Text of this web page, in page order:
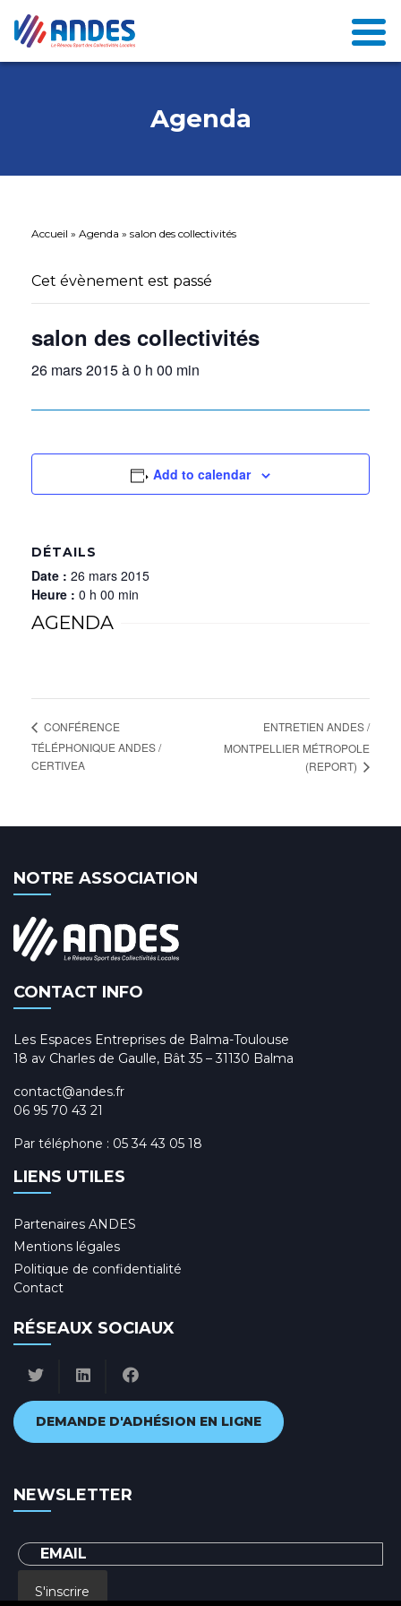
Agenda
Accueil » Agenda » salon des collectivités
Cet évènement est passé
salon des collectivités
26 mars 2015 à 0 h 00 min
Add to calendar
DÉTAILS
Date : 26 mars 2015
Heure : 0 h 00 min
AGENDA
CONFÉRENCE
TÉLÉPHONIQUE ANDES /
CERTIVEA
ENTRETIEN ANDES /
MONTPELLIER MÉTROPOLE
(REPORT)
NOTRE ASSOCIATION
CONTACT INFO
Les Espaces Entreprises de Balma-Toulouse
18 av Charles de Gaulle, Bât 35 – 31130 Balma
contact@andes.fr
06 95 70 43 21
Par téléphone : 05 34 43 05 18
LIENS UTILES
Partenaires ANDES
Mentions légales
Politique de confidentialité
Contact
RÉSEAUX SOCIAUX
DEMANDE D'ADHÉSION EN LIGNE
NEWSLETTER
S'inscrire